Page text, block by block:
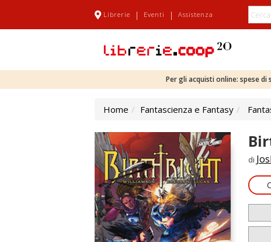
Librerie | Eventi | Assistenza
Per gli acquisti online: spese
Home Fantascienza e Fantasy
di